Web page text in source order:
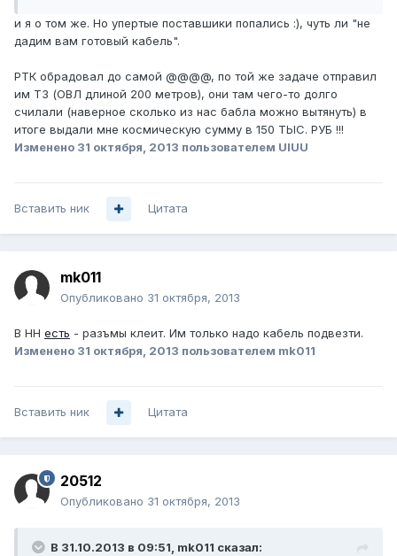
и я о том же. Но упертые поставшики попались :), чуть ли "не
дадим вам готовый кабель".
РТК обрадовал до самой @@@@, по той же задаче отправил
им ТЗ (ОВЛ длиной 200 метров), они там чего-то долго
счилали (наверное сколько из нас бабла можно вытянуть) в
итоге выдали мне космическую сумму в 150 ТЫС. РУБ !!!
Изменено 31 октября, 2013 пользователем UIUU
Вставить ник Цитата
mk011
Опубликовано 31 октября, 2013
В НН есть - разъмы клеит. Им только надо кабель подвезти.
Изменено 31 октября, 2013 пользователем mk011
Вставить ник Цитата
20512
Опубликовано 31 октября, 2013
В 31.10.2013 в 09:51, mk011 сказал: